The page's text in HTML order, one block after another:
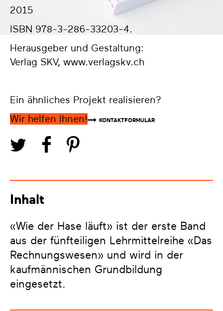
2015
ISBN 978-3-286-33203-4.
Herausgeber und Gestaltung:
Verlag SKV, www.verlagskv.ch
Ein ähnliches Projekt realisieren?
Wir helfen Ihnen!
KONTAKTFORMULAR
Inhalt
«Wie der Hase läuft» ist der erste Band
aus der fünfteiligen Lehrmittelreihe «Das
Rechnungswesen» und wird in der
kaufmännischen Grundbildung
eingesetzt.